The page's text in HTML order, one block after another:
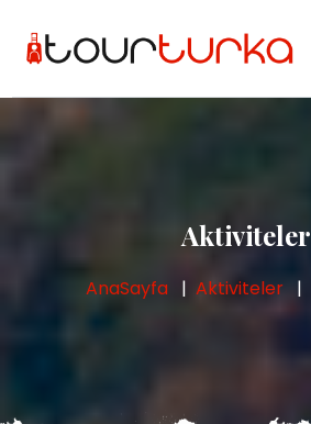
Aktiviteler
AnaSayfa Aktiviteler